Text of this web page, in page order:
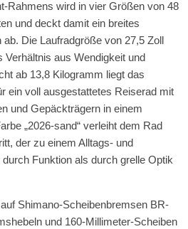
Rahmens wird in vier Größen von 48
und deckt damit ein breites
Die Laufradgröße von 27,5 Zoll
Verhältnis aus Wendigkeit und
ab 13,8 Kilogramm liegt das
ein voll ausgestattetes Reiserad mit
und Gepäckträgern in einem
„2026-sand“ verleiht dem Rad
der zu einem Alltags- und
Funktion als durch grelle Optik
Shimano-Scheibenbremsen BR-
und 160-Millimeter-Scheiben